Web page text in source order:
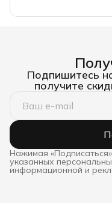
Подпишитесь
получите
Нажимая
указанных
информационной и